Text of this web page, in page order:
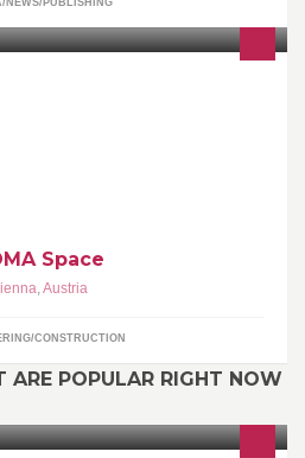
Space
,Austria
CONSTRUCTION
ARE POPULAR RIGHT NOW